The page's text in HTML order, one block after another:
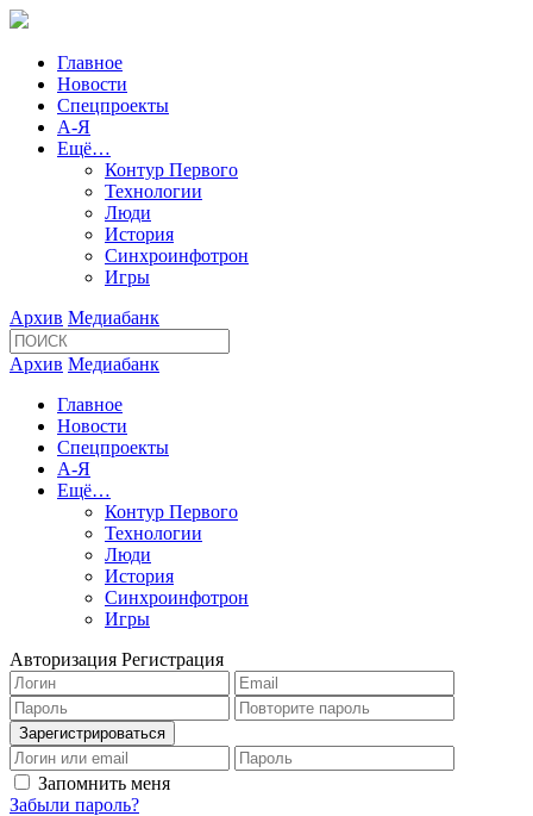
Главное
Новости
Спецпроекты
А-Я
Ещё…
Контур Первого
Технологии
Люди
История
Синхроинфотрон
Игры
Архив Медиабанк
Архив Медиабанк
Главное
Новости
Спецпроекты
А-Я
Ещё…
Контур Первого
Технологии
Люди
История
Синхроинфотрон
Игры
Авторизация Регистрация
Запомнить меня
Забыли пароль?